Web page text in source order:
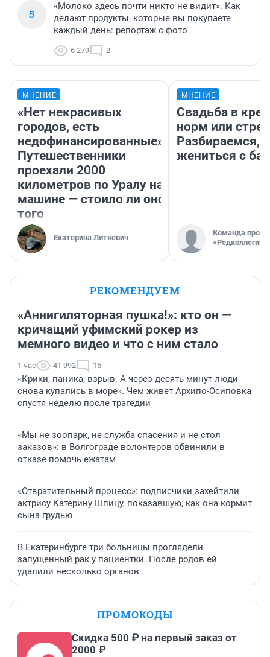
5
«Молоко здесь почти никто не видит». Как
делают продукты, которые вы покупаете
каждый день: репортаж с фото
6 279 2
МНЕНИЕ
«Нет некрасивых
городов, есть
недофинансированные».
Путешественники
проехали 2000
километров по Уралу на
машине — стоило ли оно
того
Екатерина Литкевич
МНЕНИЕ
Свадьба в
норм или
Разбираемся,
жениться с
Команда
«Редколлегия»
РЕКОМЕНДУЕМ
«Аннигиляторная пушка!»: кто он —
кричащий уфимский рокер из
мемного видео и что с ним стало
1 час 41 992 15
«Крики, паника, взрыв. А через десять минут люди
снова купались в море». Чем живет Архипо-Осиповка
спустя неделю после трагедии
«Мы не зоопарк, не служба спасения и не стол
заказов»: в Волгограде волонтеров обвинили в
отказе помочь ежатам
«Отвратительный процесс»: подписчики захейтили
актрису Катерину Шпицу, показавшую, как она кормит
сына грудью
В Екатеринбурге три больницы проглядели
запущенный рак у пациентки. После родов ей
удалили несколько органов
ПРОМОКОДЫ
Скидка 500 ₽ на первый заказ от
2000 ₽